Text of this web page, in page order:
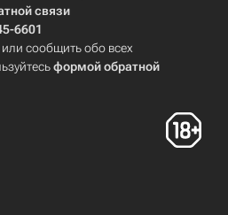
связи
6601
сообщить обо всех
формой обратной